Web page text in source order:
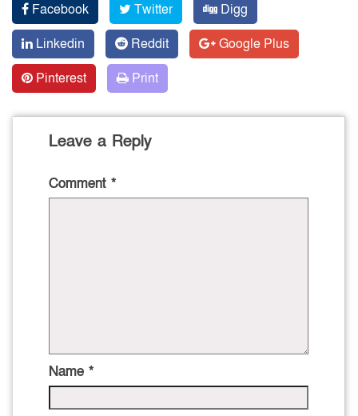
Facebook Twitter
Digg
Linkedin
Reddit
Google Plus
Pinterest
Print
Leave a Reply
Comment *
Name *